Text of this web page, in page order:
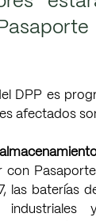
DPP es
afectados
con
las baterías